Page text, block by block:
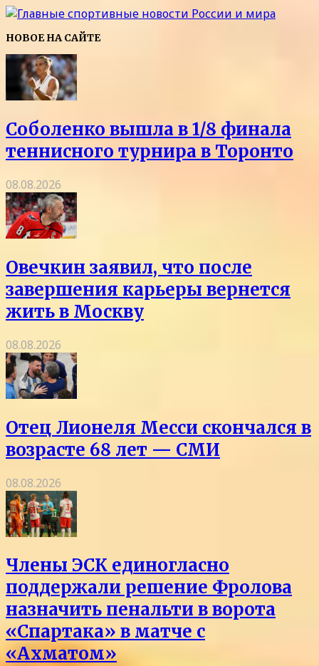
НОВОЕ НА САЙТЕ
Соболенко вышла в 1/8 финала
теннисного турнира в Торонто
08.08.2026
Овечкин заявил, что после
завершения карьеры вернется
жить в Москву
08.08.2026
Отец Лионеля Месси скончался в
возрасте 68 лет — СМИ
08.08.2026
Члены ЭСК единогласно
поддержали решение Фролова
назначить пенальти в ворота
«Спартака» в матче с
«Ахматом»